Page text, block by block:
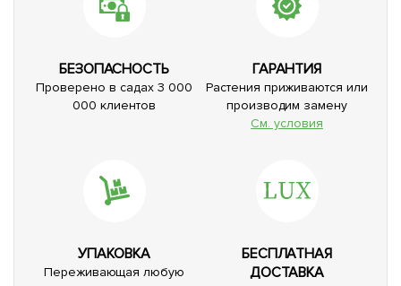
БЕЗОПАСНОСТЬ
Проверено в садах 3 000
000 клиентов
ГАРАНТИЯ
Растения приживаются или
производим замену
См. условия
УПАКОВКА
Переживающая любую
БЕСПЛАТНАЯ
ДОСТАВКА